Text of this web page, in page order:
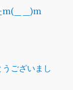
m(_ _)m
ございまし